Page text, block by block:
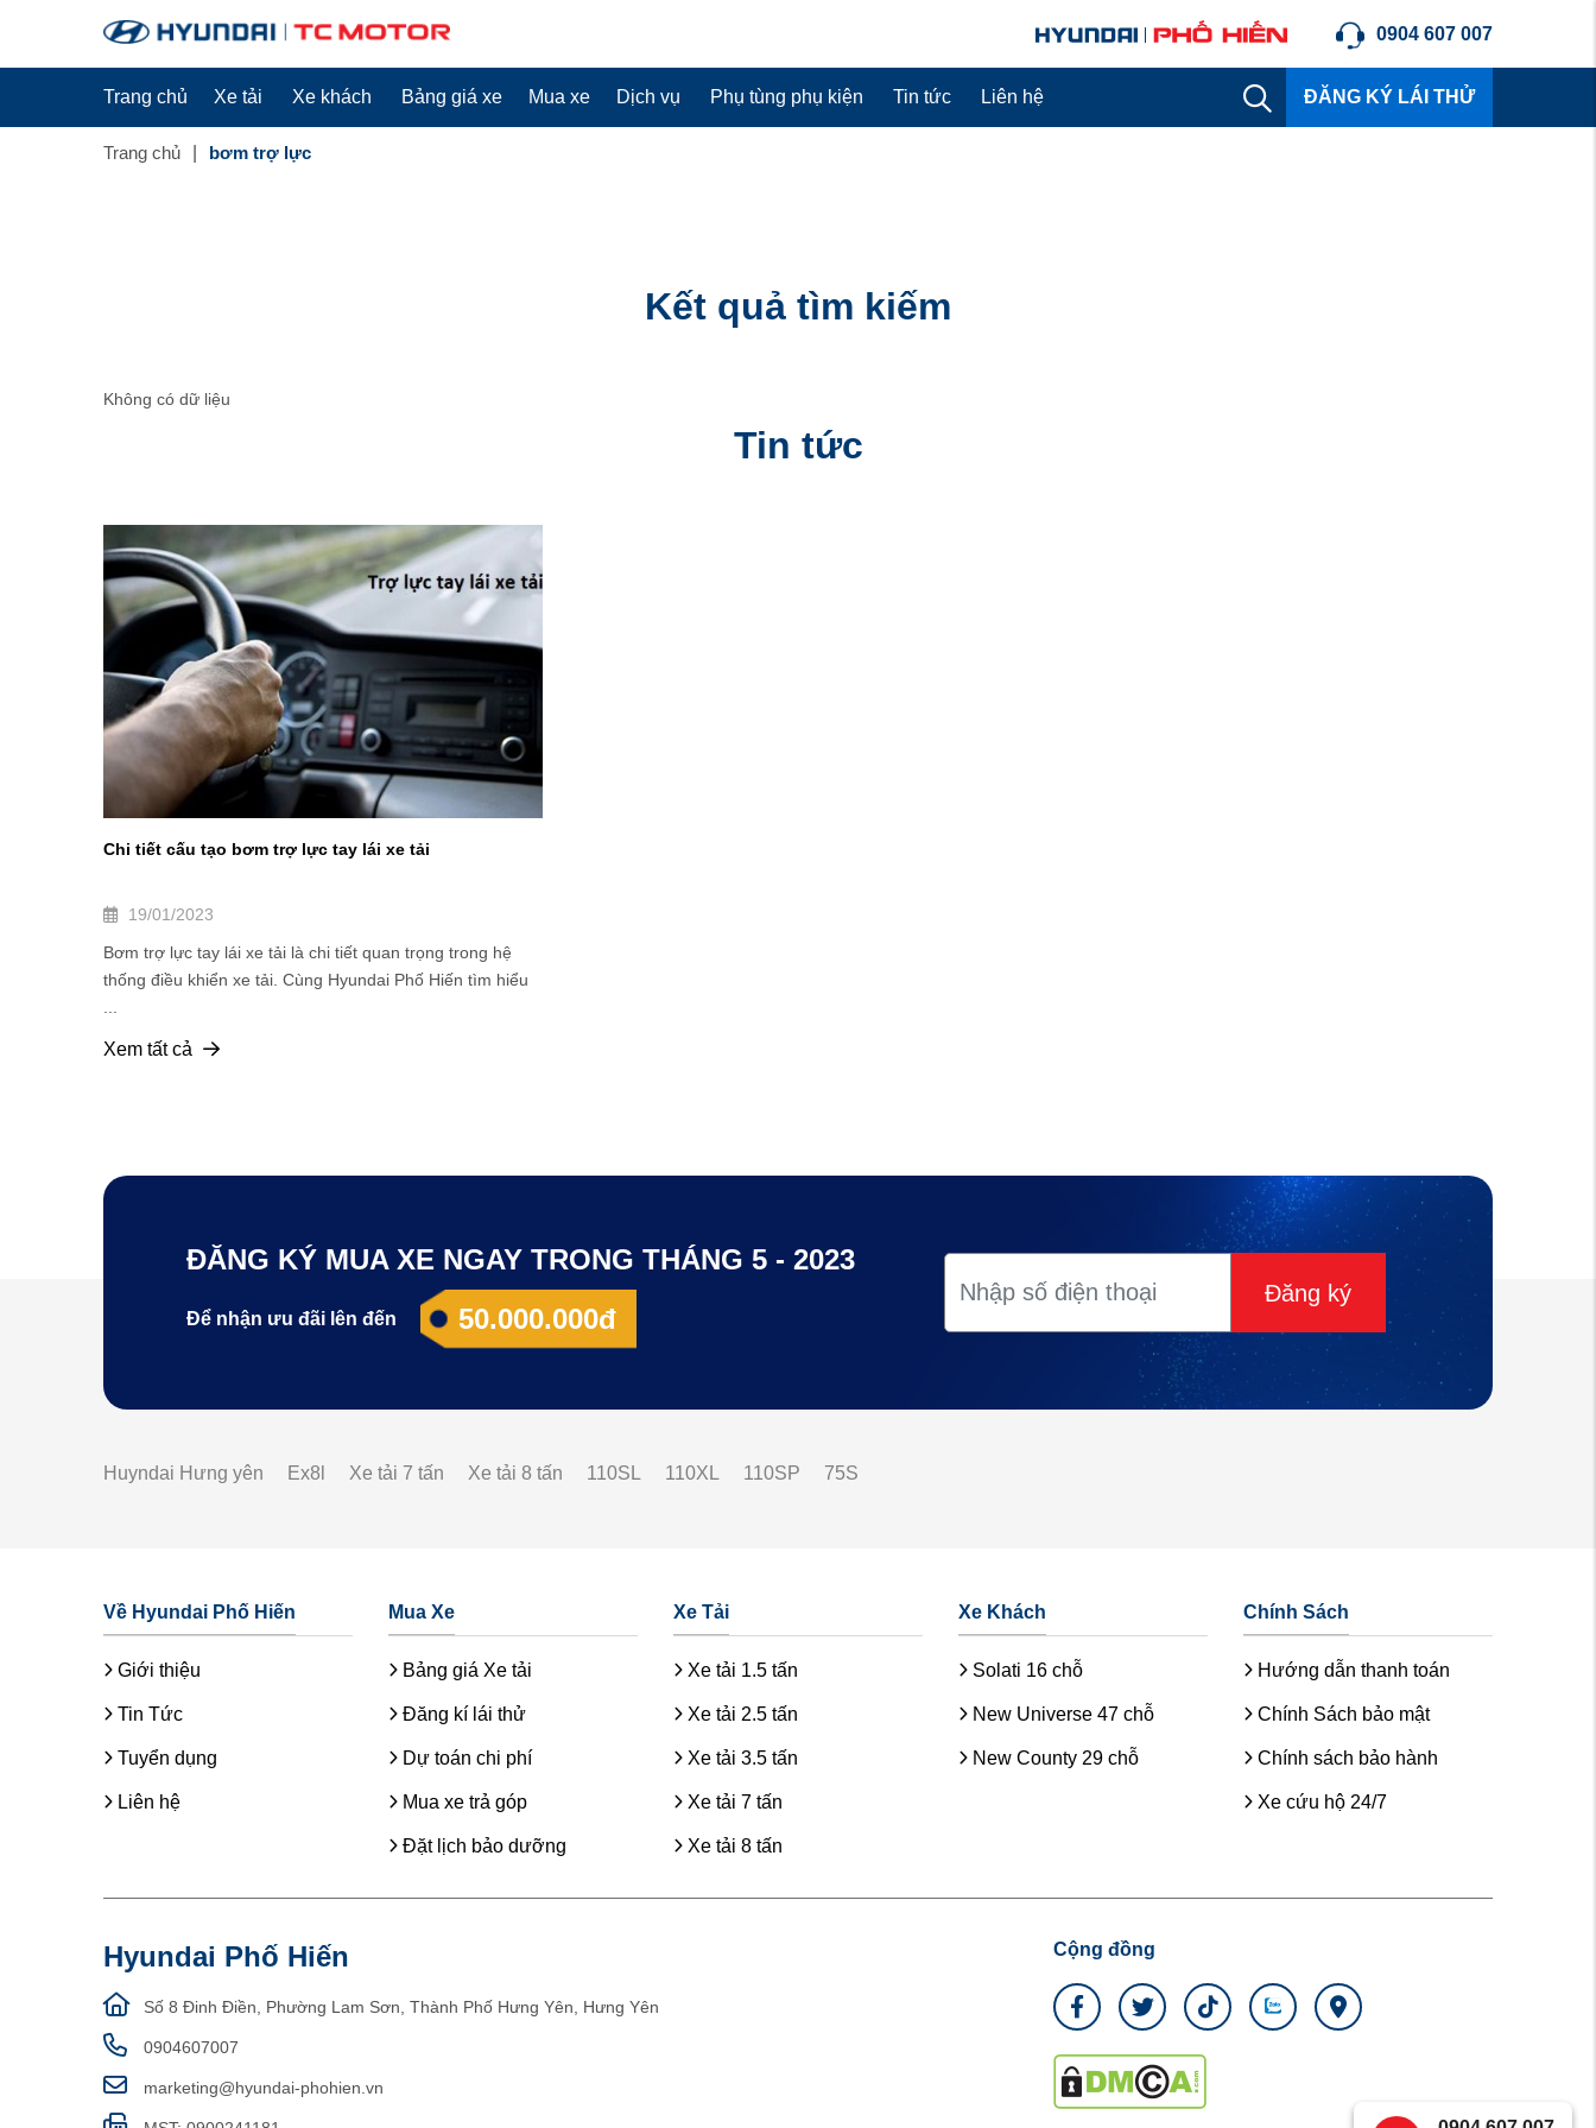
0904 607 007
Trang chủ Xe tải Xe khách Bảng giá xe Mua xe Dịch vụ Phụ tùng phụ kiện Tin tức Liên hệ ĐĂNG KÝ LÁI THỬ
Trang chủ bơm trợ lực
Kết quả tìm kiếm
Không có dữ liệu
Tin tức
Chi tiết cấu tạo bơm trợ lực tay lái xe tải
19/01/2023
Bơm trợ lực tay lái xe tải là chi tiết quan trọng trong hệ
thống điều khiển xe tải. Cùng Hyundai Phố Hiến tìm hiểu
Xem tất cả
ĐĂNG KÝ MUA XE NGAY TRONG THÁNG 5 - 2023
Để nhận ưu đãi lên đến 50.000.000đ
Đăng ký
Huyndai Hưng yên Ex8l Xe tải 7 tấn Xe tải 8 tấn 110SL 110XL 110SP 75S
Về Hyundai Phố Hiến
Giới thiệu
Tin Tức
Tuyển dụng
Liên hệ
Mua Xe
Bảng giá Xe tải
Đăng kí lái thử
Dự toán chi phí
Mua xe trả góp
Đặt lịch bảo dưỡng
Xe Tải
Xe tải 1.5 tấn
Xe tải 2.5 tấn
Xe tải 3.5 tấn
Xe tải 7 tấn
Xe tải 8 tấn
Xe Khách
Solati 16 chỗ
New Universe 47 chỗ
New County 29 chỗ
Chính Sách
Hướng dẫn thanh toán
Chính Sách bảo mật
Chính sách bảo hành
Xe cứu hộ 24/7
Hyundai Phố Hiến
Số 8 Đinh Điền, Phường Lam Sơn, Thành Phố Hưng Yên, Hưng Yên
0904607007
marketing@hyundai-phohien.vn
Cộng đồng